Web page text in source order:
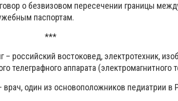
о безвизовом пересечении границы
паспортам.
***
– российский востоковед, электротехник,
телеграфного аппарата (электромагнитного
врач, один из основоположников педиатрии в